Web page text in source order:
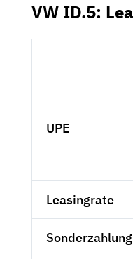
VW ID.5:
UPE
Leasingrate
Sonderzahlung